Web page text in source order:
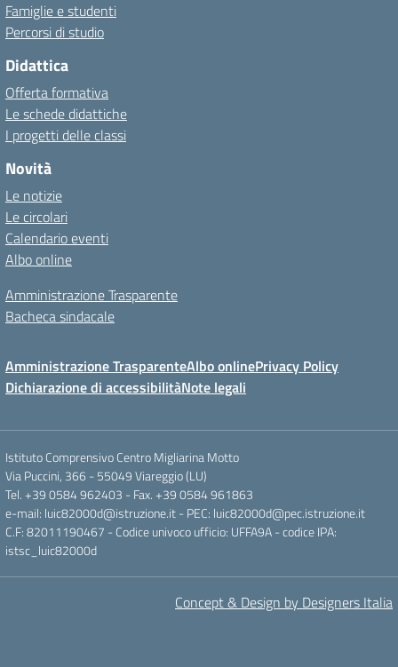
Famiglie e studenti
Percorsi di studio
Didattica
Offerta formativa
Le schede didattiche
I progetti delle classi
Novità
Le notizie
Le circolari
Calendario eventi
Albo online
Amministrazione Trasparente
Bacheca sindacale
Amministrazione TrasparenteAlbo onlinePrivacy Policy
Dichiarazione di accessibilitàNote legali
Istituto Comprensivo Centro Migliarina Motto
Via Puccini, 366 - 55049 Viareggio (LU)
Tel. +39 0584 962403 - Fax. +39 0584 961863
e-mail: luic82000d@istruzione.it - PEC: luic82000d@pec.istruzione.it
C.F: 82011190467 - Codice univoco ufficio: UFFA9A - codice IPA:
istsc_luic82000d
Concept & Design by Designers Italia